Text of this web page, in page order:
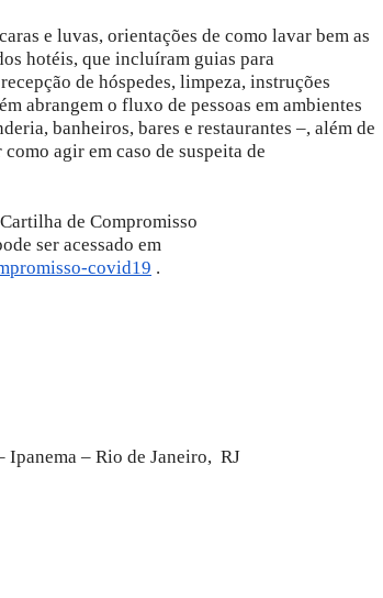
e luvas, orientações de como lavar bem as
hotéis, que incluíram guias para
de hóspedes, limpeza, instruções
abrangem o fluxo de pessoas em ambientes
banheiros, bares e restaurantes –, além de
agir em caso de suspeita de
de Compromisso
ser acessado em
covid19 .
Ipanema – Rio de Janeiro, RJ